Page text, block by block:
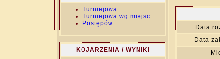
Turniejowa
Turniejowa wg miejsc
Postępów
KOJARZENIA / WYNIKI
Data
Data